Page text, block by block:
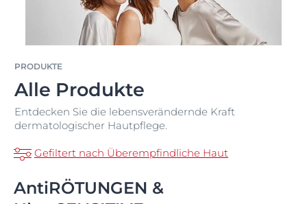
PRODUKTE
Alle Produkte
Entdecken Sie die lebensverändernde Kraft
dermatologischer Hautpflege.
Gefiltert nach Überempfindliche Haut
AntiRÖTUNGEN &